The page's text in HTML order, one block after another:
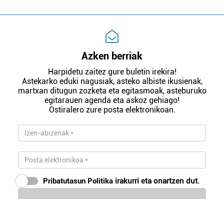
Azken berriak
Harpidetu zaitez gure buletin irekira!
Astekarko eduki nagusiak, asteko albiste ikusienak,
martxan ditugun zozketa eta egitasmoak, asteburuko
egitarauen agenda eta askoz gehiago!
Ostiralero zure posta elektronikoan.
Pribatutasun Politika irakurri eta onartzen dut.